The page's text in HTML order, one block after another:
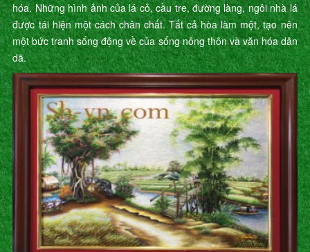
hóa. Những hình ảnh của lá cỏ, cầu tre, đường làng, ngôi nhà lá
được tái hiện một cách chân chất. Tất cả hòa làm một, tạo nên
một bức tranh sống động về của sống nông thôn và văn hóa dân
dã.